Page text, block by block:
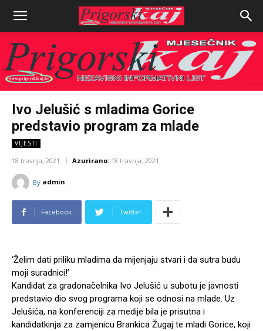
Ivo Jelušić s mladima Gorice
predstavio program za mlade
VIJESTI
18 travnja, 2021 Azurirano: 18 travnja, 2021
By admin
Facebook Twitter
‘Želim dati priliku mladima da mijenjaju stvari i da sutra budu
moji suradnici!’
Kandidat za gradonačelnika Ivo Jelušić u subotu je javnosti
predstavio dio svog programa koji se odnosi na mlade. Uz
Jelušića, na konferenciji za medije bila je prisutna i
kandidatkinja za zamjenicu Brankica Žugaj te mladi Gorice, koji